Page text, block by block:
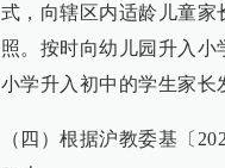
式，向辖区内适龄儿童家
照。按时向幼儿园升入
小学升入初中的学生家长
（四）根据沪教委基〔